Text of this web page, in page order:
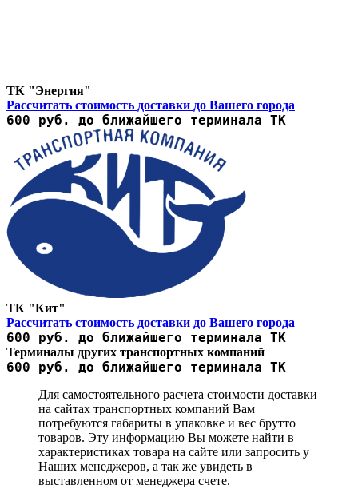
ТК "Энергия"
Рассчитать стоимость доставки до Вашего города
600 руб. до ближайшего терминала ТК
ТК "Кит"
Рассчитать стоимость доставки до Вашего города
600 руб. до ближайшего терминала ТК
Терминалы других транспортных компаний
600 руб. до ближайшего терминала ТК
Для самостоятельного расчета стоимости доставки
на сайтах транспортных компаний Вам
потребуются габариты в упаковке и вес брутто
товаров. Эту информацию Вы можете найти в
характеристиках товара на сайте или запросить у
Наших менеджеров, а так же увидеть в
выставленном от менеджера счете.